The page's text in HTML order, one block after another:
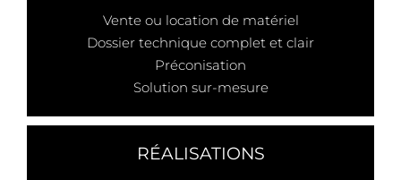
Vente ou location de matériel
Dossier technique complet et clair
Préconisation
Solution sur-mesure
RÉALISATIONS